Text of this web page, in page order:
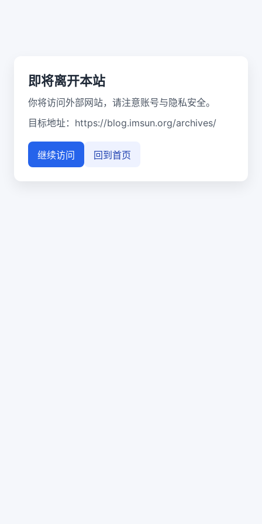
即将离开本站
你将访问外部网站，请注意账号与隐私安全。
目标地址： https://blog.imsun.org/archives/
继续访问 回到首页